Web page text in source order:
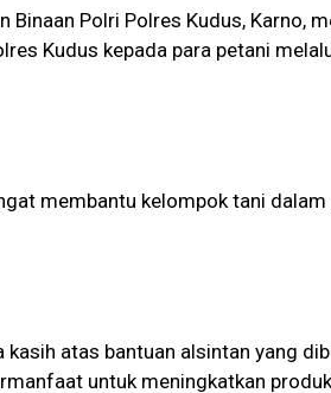
Binaan Polri Polres Kudus, Karno,
Kudus kepada para petani
membantu kelompok tani
kasih atas bantuan alsintan yang
untuk meningkatkan